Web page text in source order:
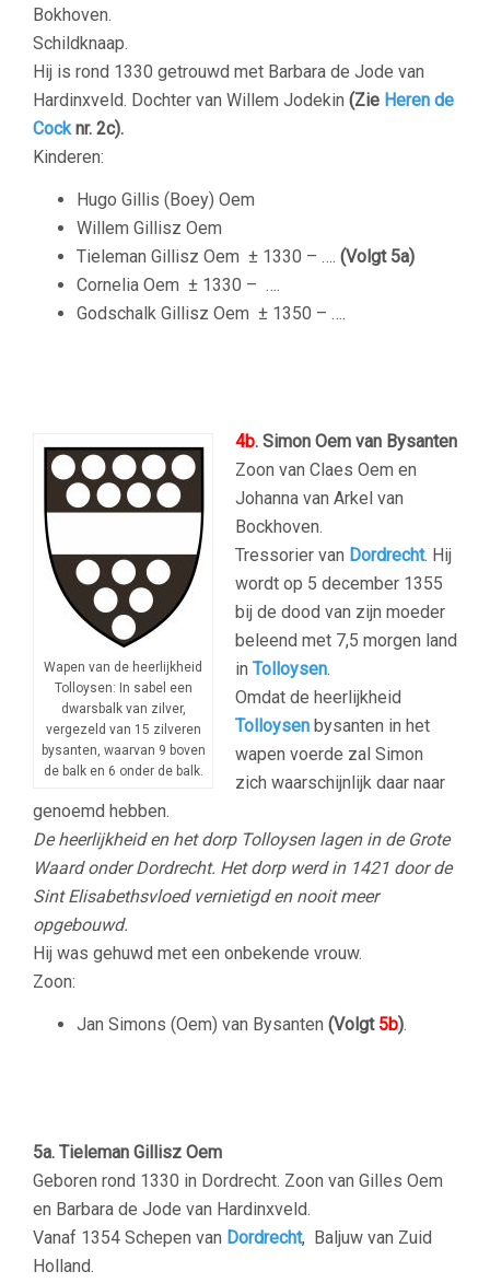
Bokhoven.
Schildknaap.
Hij is rond 1330 getrouwd met Barbara de Jode van
Hardinxveld. Dochter van Willem Jodekin (Zie Heren de
Cocknr. 2c).
Kinderen:
Hugo Gillis (Boey) Oem
Willem Gillisz Oem
Tieleman Gillisz Oem ± 1330 – …. (Volgt 5a)
Cornelia Oem ± 1330 – ….
Godschalk Gillisz Oem ± 1350 – ….
Wapen van de heerlijkheid
Tolloysen: In sabel een
dwarsbalk van zilver,
vergezeld van 15 zilveren
bysanten, waarvan 9 boven
de balk en 6 onder de balk.
4b. Simon Oem van Bysanten
Zoon van Claes Oem en
Johanna van Arkel van
Bockhoven.
Tressorier van Dordrecht. Hij
wordt op 5 december 1355
bij de dood van zijn moeder
beleend met 7,5 morgen land
in Tolloysen.
Omdat de heerlijkheid
Tolloysen bysanten in het
wapen voerde zal Simon
zich waarschijnlijk daar naar
genoemd hebben.
De heerlijkheid en het dorp Tolloysen lagen in de Grote
Waard onder Dordrecht. Het dorp werd in 1421 door de
Sint Elisabethsvloed vernietigd en nooit meer
opgebouwd.
Hij was gehuwd met een onbekende vrouw.
Zoon:
Jan Simons (Oem) van Bysanten (Volgt 5b).
5a. Tieleman Gillisz Oem
Geboren rond 1330 in Dordrecht. Zoon van Gilles Oem
en Barbara de Jode van Hardinxveld.
Vanaf 1354 Schepen van Dordrecht, Baljuw van Zuid
Holland.